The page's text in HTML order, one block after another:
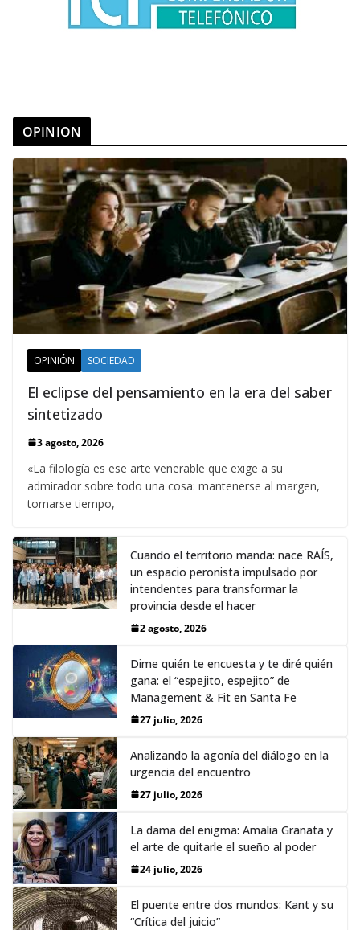
OPINION
OPINIÓN SOCIEDAD
El eclipse del pensamiento en la era del saber
sintetizado
3 agosto, 2026
«La filología es ese arte venerable que exige a su
admirador sobre todo una cosa: mantenerse al margen,
tomarse tiempo,
Cuando el territorio manda: nace RAÍS,
un espacio peronista impulsado por
intendentes para transformar la
provincia desde el hacer
2 agosto, 2026
Dime quién te encuesta y te diré quién
gana: el “espejito, espejito” de
Management & Fit en Santa Fe
27 julio, 2026
Analizando la agonía del diálogo en la
urgencia del encuentro
27 julio, 2026
La dama del enigma: Amalia Granata y
el arte de quitarle el sueño al poder
24 julio, 2026
El puente entre dos mundos: Kant y su
“Crítica del juicio”